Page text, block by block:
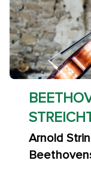
Arnold